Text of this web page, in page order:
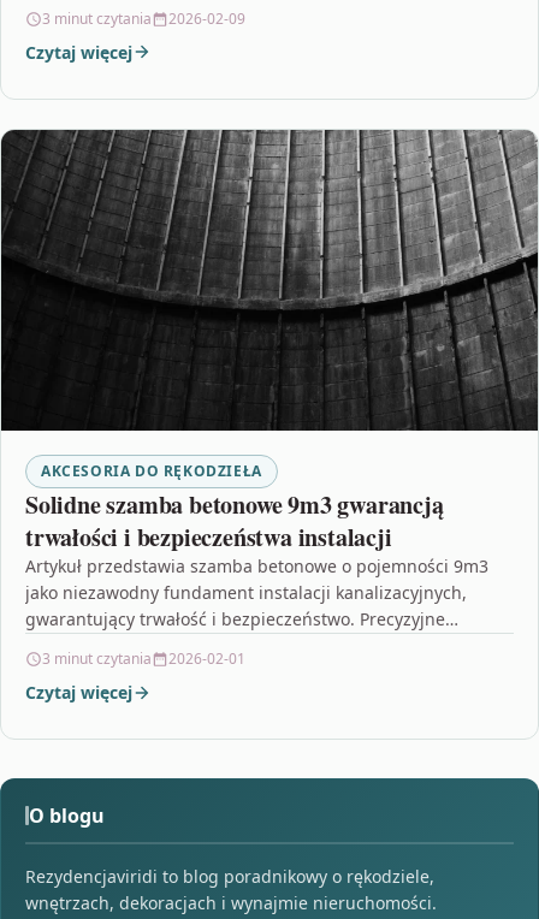
3 minut czytania 2026-02-09
Czytaj więcej
AKCESORIA DO RĘKODZIEŁA
Solidne szamba betonowe 9m3 gwarancją
trwałości i bezpieczeństwa instalacji
Artykuł przedstawia szamba betonowe o pojemności 9m3
jako niezawodny fundament instalacji kanalizacyjnych,
gwarantujący trwałość i bezpieczeństwo. Precyzyjne
betonu…
3 minut czytania 2026-02-01
Czytaj więcej
O blogu
Rezydencjaviridi to blog poradnikowy o rękodziele,
wnętrzach, dekoracjach i wynajmie nieruchomości.